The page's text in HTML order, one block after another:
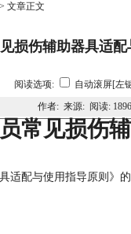
文章正文
损伤辅助器具适
阅读选项:
自动滚屏[左
作者: 来源: 阅读: 1896
常见损伤
适配与使用指导原则》